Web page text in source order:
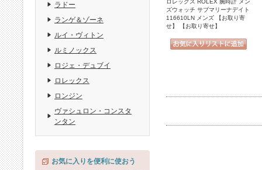
ロレックス ROLEX 腕時計 メン
ズウォッチ サブマリーナデイト
116610LN メンズ 【お取り寄
せ】 【お取り寄せ】
ラドー
ランゲ＆ゾーネ
ルイ・ヴィトン
ルミノックス
ロジェ・デュブイ
ロレックス
ロンジン
ヴァシュロン・コンスタ
ンタン
お気に入りを便利に使おう